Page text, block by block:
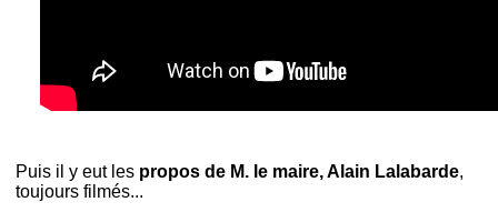
Puis il y eut les propos de M. le maire, Alain Lalabarde,
toujours filmés...